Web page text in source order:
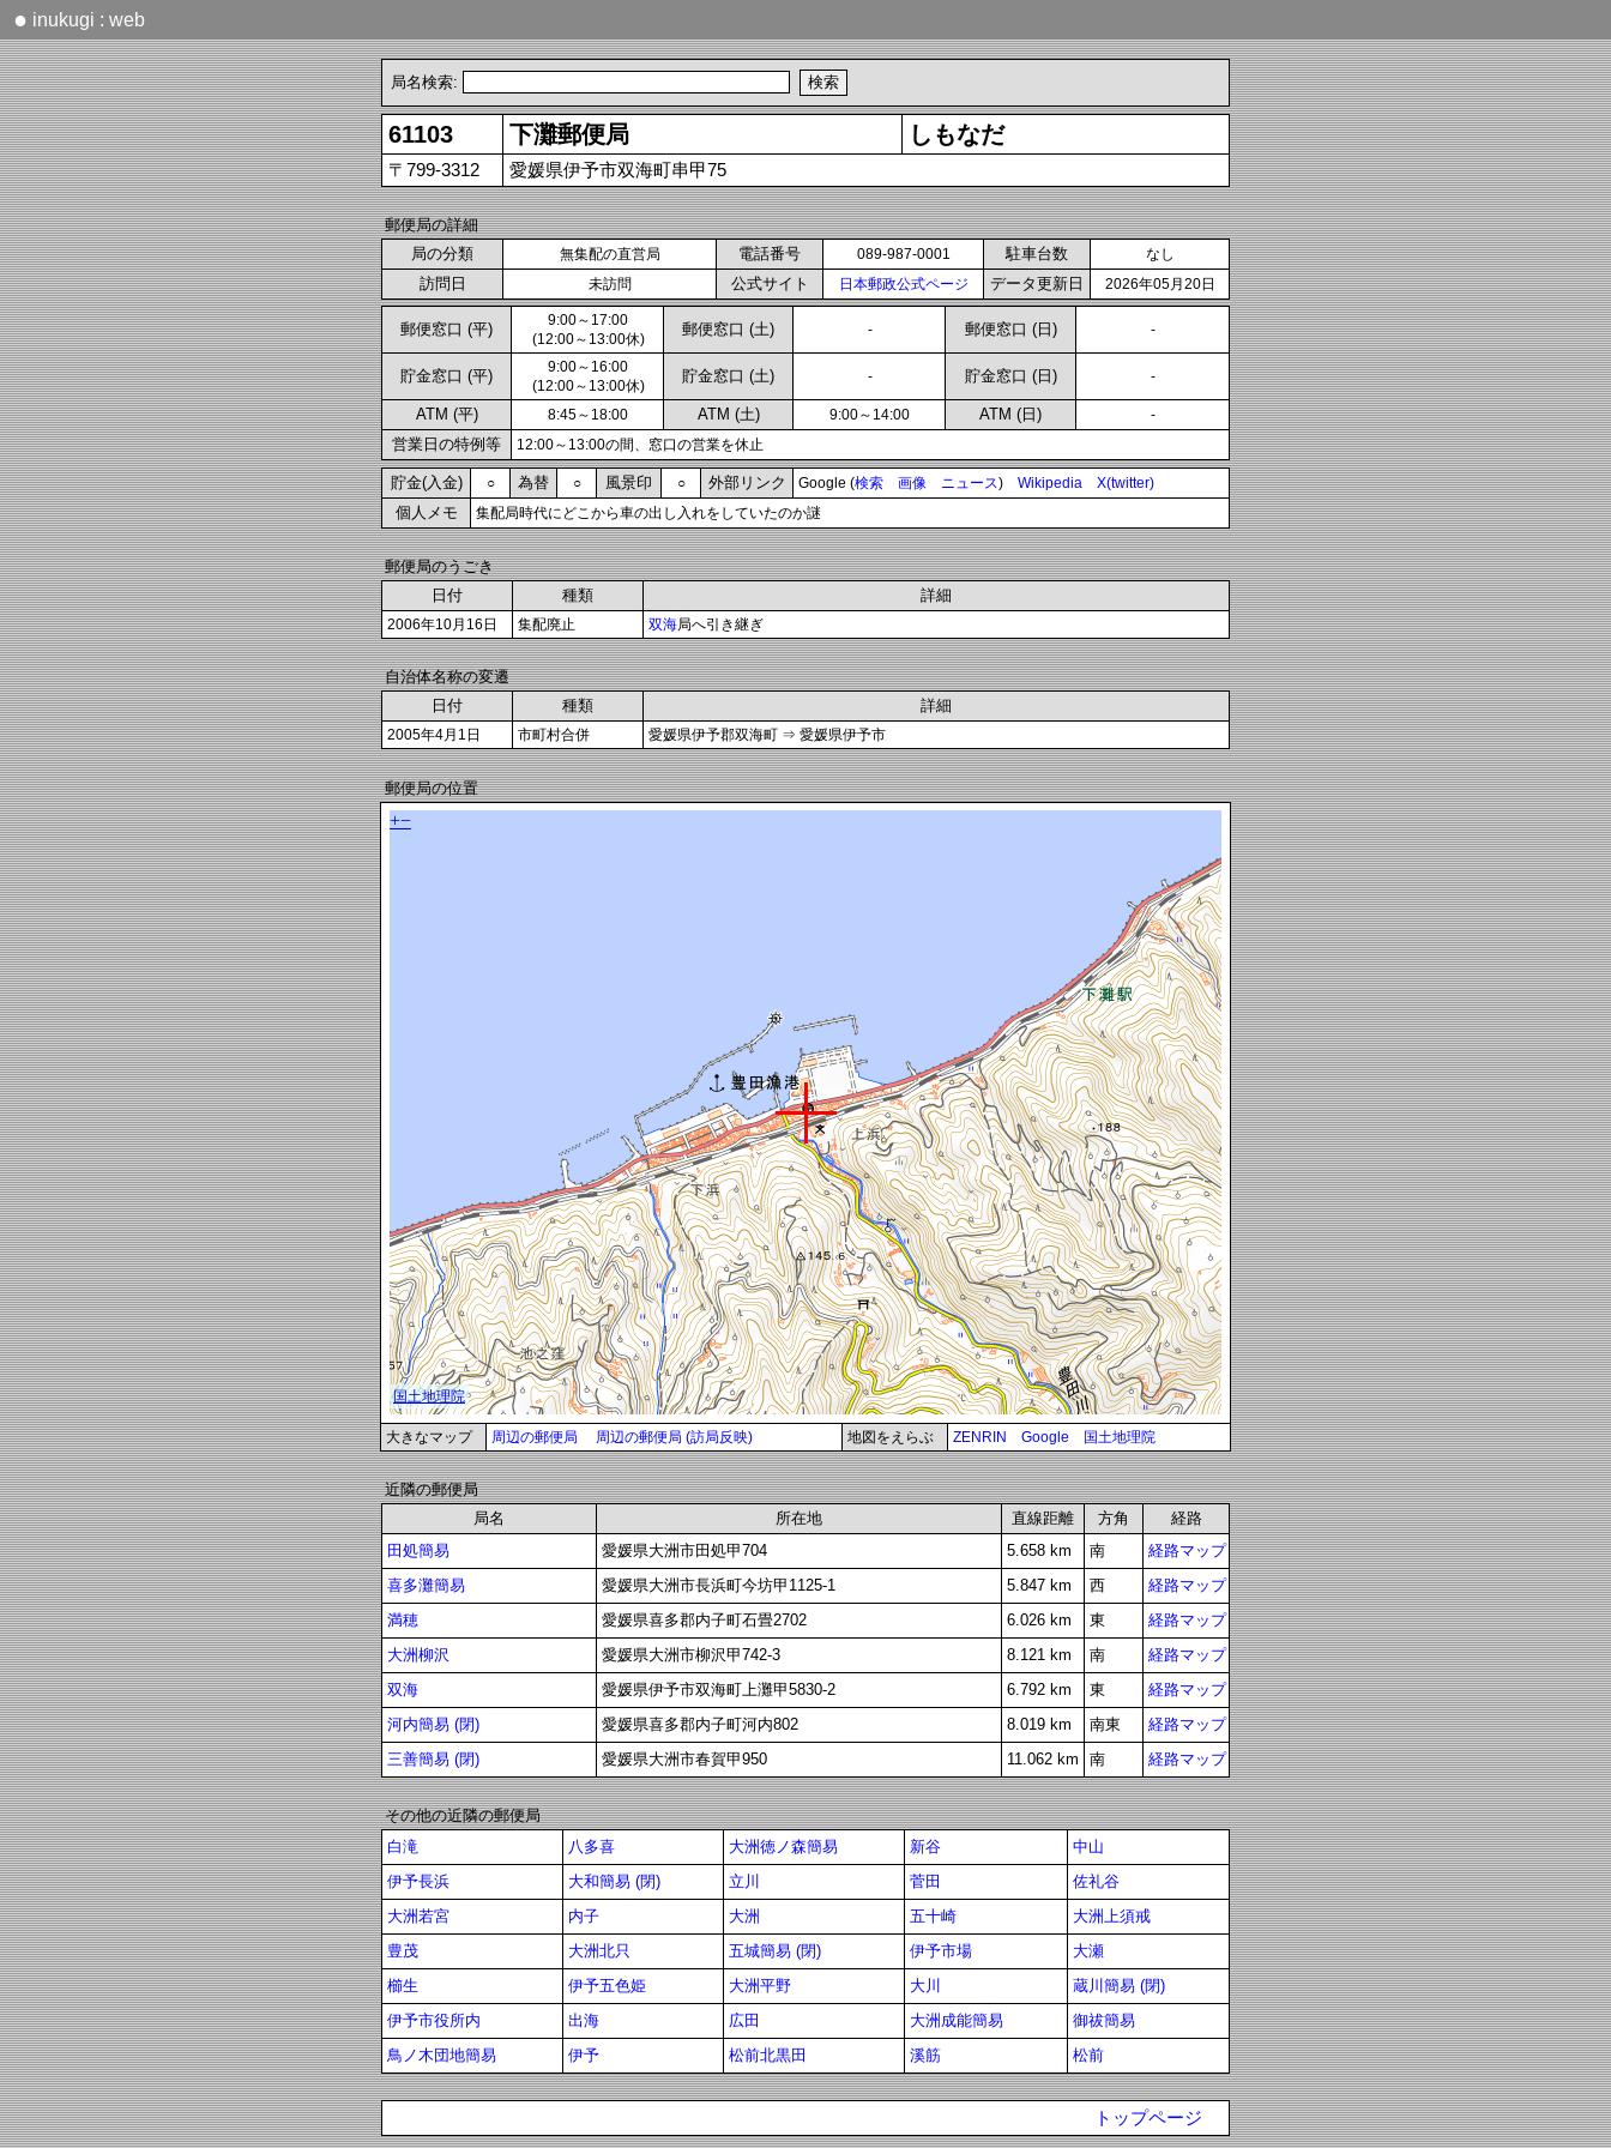
● inukugi : web
局名検索:
61103 下灘郵便局 しもなだ
〒799-3312 愛媛県伊予市双海町串甲75
郵便局の詳細
局の分類
無集配の直営局 電話番号 089-987-0001 駐車台数 なし
訪問日 未訪問 公式サイト 日本郵政公式ページ データ更新日 2026年05月20日
郵便窓口 (平)
9:00～17:00
(12:00～13:00休)
郵便窓口 (土) - 郵便窓口 (日) -
貯金窓口 (平)
9:00～16:00
(12:00～13:00休)
貯金窓口 (土) - 貯金窓口 (日) -
ATM (平) 8:45～18:00 ATM (土) 9:00～14:00 ATM (日) -
営業日の特例等 12:00～13:00の間、窓口の営業を休止
貯金(入金) ○ 為替 ○ 風景印 ○ 外部リンク Google (検索 画像 ニュース) Wikipedia X(twitter)
個人メモ 集配局時代にどこから車の出し入れをしていたのか謎
郵便局のうごき
日付
種類 詳細
2006年10月16日 集配廃止 双海局へ引き継ぎ
自治体名称の変遷
日付
種類 詳細
2005年4月1日 市町村合併 愛媛県伊予郡双海町 ⇒ 愛媛県伊予市
郵便局の位置
大きなマップ 周辺の郵便局 周辺の郵便局 (訪局反映) 地図をえらぶ ZENRIN Google 国土地理院
近隣の郵便局
局名
所在地 直線距離 方角
経路
田処簡易
愛媛県大洲市田処甲704 5.658 km 南
経路マップ
喜多灘簡易
愛媛県大洲市長浜町今坊甲1125-1 5.847 km 西
経路マップ
満穂
愛媛県喜多郡内子町石畳2702 6.026 km 東
経路マップ
大洲柳沢
愛媛県大洲市柳沢甲742-3 8.121 km 南
経路マップ
双海
愛媛県伊予市双海町上灘甲5830-2 6.792 km 東
経路マップ
河内簡易 (閉)
愛媛県喜多郡内子町河内802 8.019 km 南東
経路マップ
三善簡易 (閉)
愛媛県大洲市春賀甲950 11.062 km 南 経路マップ
その他の近隣の郵便局
白滝
八多喜 大洲徳ノ森簡易 新谷
中山
伊予長浜
大和簡易 (閉) 立川 菅田
佐礼谷
大洲若宮
内子 大洲 五十崎
大洲上須戒
豊茂
大洲北只 五城簡易 (閉) 伊予市場
大瀬
櫛生
伊予五色姫 大洲平野 大川
蔵川簡易 (閉)
伊予市役所内
出海 広田 大洲成能簡易
御祓簡易
鳥ノ木団地簡易
伊予 松前北黒田 溪筋 松前
トップページ